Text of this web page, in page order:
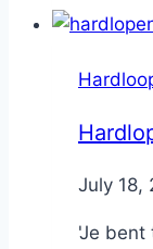
ByNicole
July 18,
'Je bent